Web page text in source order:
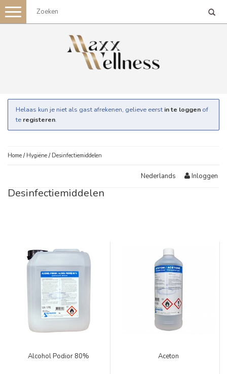
Toggle
navigation
Helaas kun je niet als gast afrekenen, gelieve eerst in te loggen of
te registeren.
Home / Hygiëne / Desinfectiemiddelen
Nederlands Inloggen
Desinfectiemiddelen
Alcohol Podior 80% Aceton